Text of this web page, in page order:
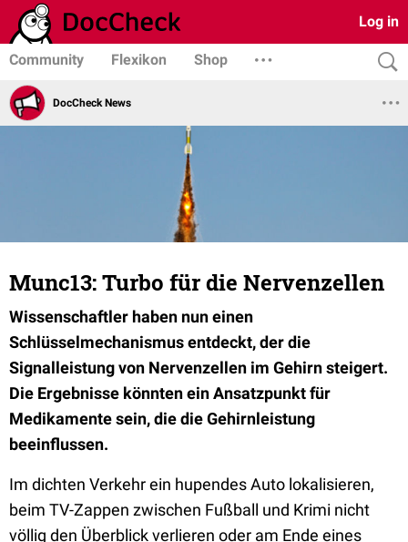
Log in
Community Flexikon Shop
DocCheck News
Munc13: Turbo für die Nervenzellen
Wissenschaftler haben nun einen
Schlüsselmechanismus entdeckt, der die
Signalleistung von Nervenzellen im Gehirn steigert.
Die Ergebnisse könnten ein Ansatzpunkt für
Medikamente sein, die die Gehirnleistung
beeinflussen.
Im dichten Verkehr ein hupendes Auto lokalisieren,
beim TV-Zappen zwischen Fußball und Krimi nicht
völlig den Überblick verlieren oder am Ende eines